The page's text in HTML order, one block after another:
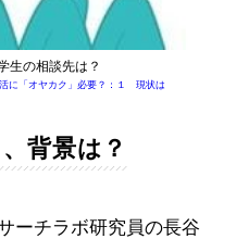
生の相談先は？
に「オヤカク」必要？：１ 現状は
背景は？
ーチラボ研究員の長谷